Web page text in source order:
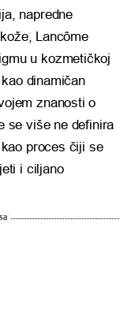
napredne
Lancôme
u kozmetičkoj
dinamičan
znanosti o
se više ne definira
proces čiji se
i ciljano